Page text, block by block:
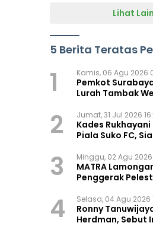
Lihat
5 Berita Teratas
1 Kamis, 06 Agu 2026
Pemkot
Lurah Tambak
2 Jumat, 31 Jul 2026
Kades
Piala Suko FC,
3 Minggu, 02 Agu 2026
MATRA
Penggerak
4 Selasa, 04 Agu 2026
Ronny
Herdman, Sebut